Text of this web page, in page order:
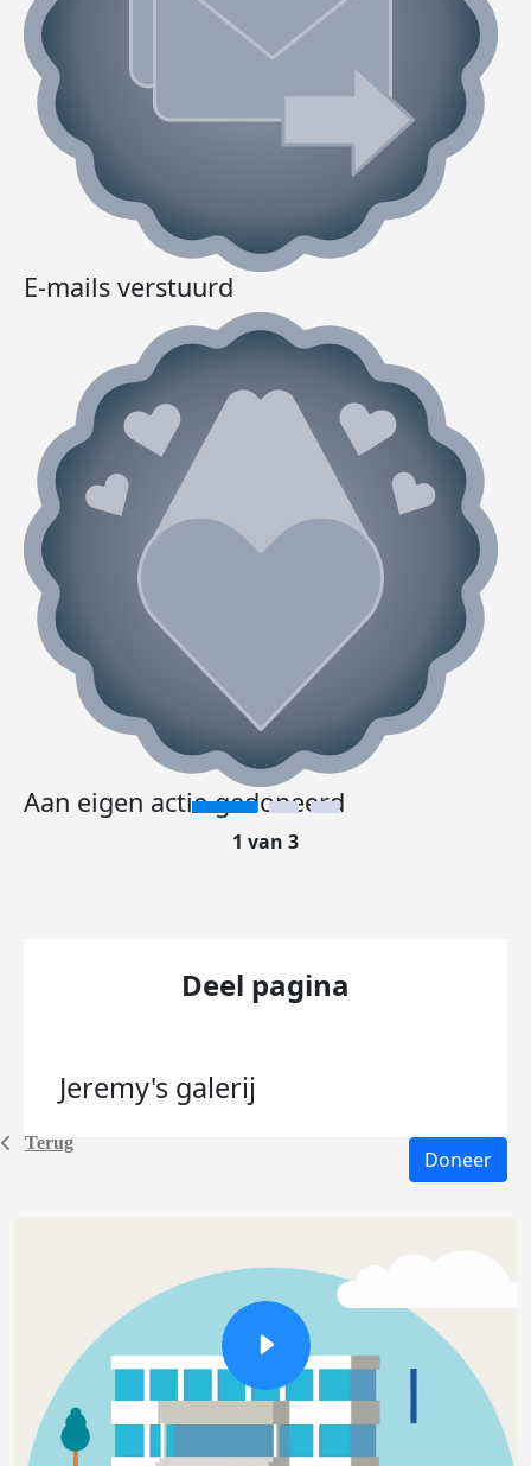
Terug
E-mails verstuurd
Aan eigen actie gedoneerd
1 van 3
Deel pagina
Jeremy's galerij
Doneer